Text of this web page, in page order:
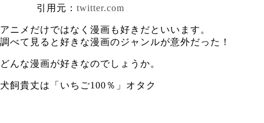
引用元： twitter.com
アニメだけではなく漫画も好きだといいます。
調べて見ると好きな漫画のジャンルが意外だった！
どんな漫画が好きなのでしょうか。
犬飼貴丈は「いちご100％」オタク